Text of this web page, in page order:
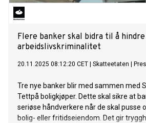
Flere banker skal bidra til å
arbeidslivskriminalitet
20.11.2025 08:12:20 CET Skatteetaten
Tre nye banker blir med sammen med
Tettpå boligkjøper. Dette skal sikre at
seriøse håndverkere når de skal pusse
bolig- eller fritidseiendom. Det gir